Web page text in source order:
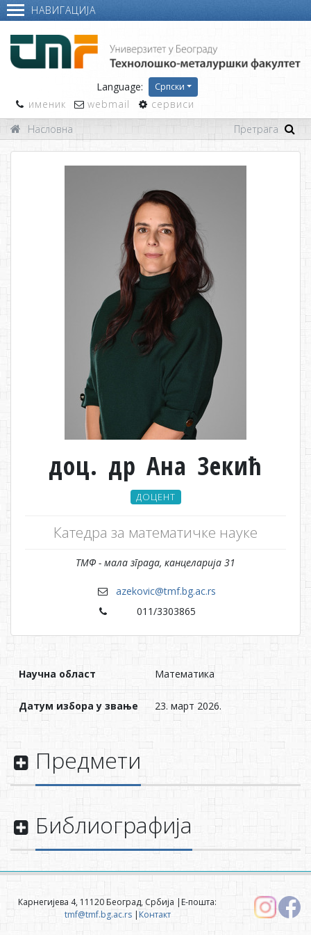
НАВИГАЦИЈА
Language: Српски
именик webmail
сервиси
Насловна
доц. др Ана Зекић
ДОЦЕНТ
Катедра за математичке науке
ТМФ - мала зграда, канцеларија 31
azekovic@tmf.bg.ac.rs
011/3303865
Научна област Математика
Датум избора у звање 23. март 2026.
Предмети
Библиографија
Карнегијева 4, 11120 Београд, Србија |Е-пошта:
tmf@tmf.bg.ac.rs|Контакт